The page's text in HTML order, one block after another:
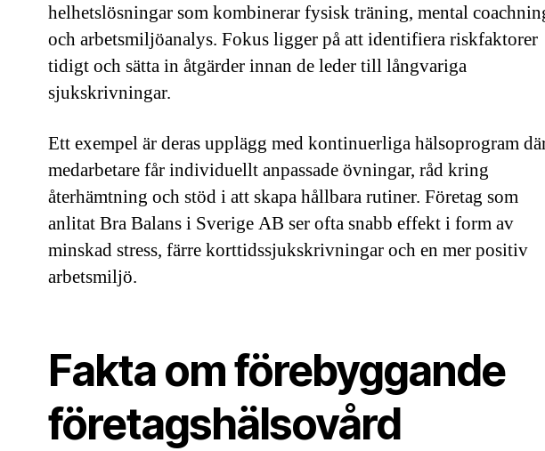
helhetslösningar som kombinerar fysisk träning, mental
och arbetsmiljöanalys. Fokus ligger på att identifiera riskfaktorer
tidigt och sätta in åtgärder innan de leder till långvariga
sjukskrivningar.
Ett exempel är deras upplägg med kontinuerliga hälsoprogram
medarbetare får individuellt anpassade övningar, råd kring
återhämtning och stöd i att skapa hållbara rutiner. Företag som
anlitat Bra Balans i Sverige AB ser ofta snabb effekt i form av
minskad stress, färre korttidssjukskrivningar och en mer positiv
arbetsmiljö.
Fakta om förebyggande
företagshälsovård